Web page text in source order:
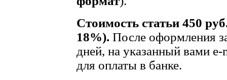
Стоимость статьи 450
18%). После оформления
дней, на указанный вами
для оплаты в банке.